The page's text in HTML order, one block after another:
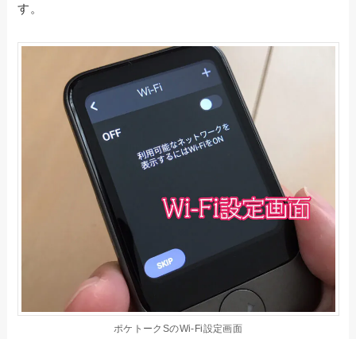
す。
ポケトークSのWi-Fi設定画面